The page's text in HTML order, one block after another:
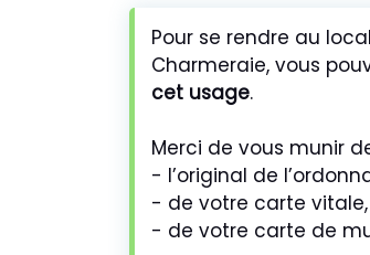
Pour se rendre au
Charmeraie, vous
cet usage.
Merci de vous munir
- l’original de
- de votre carte vitale,
- de votre carte de